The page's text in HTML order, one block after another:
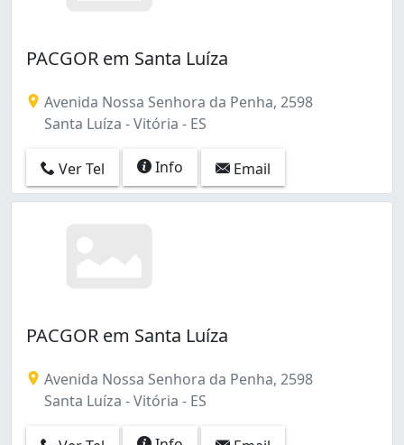
PACGOR em Santa Luíza
Avenida Nossa Senhora da Penha, 2598
Santa Luíza - Vitória - ES
Ver Tel Info Email
PACGOR em Santa Luíza
Avenida Nossa Senhora da Penha, 2598
Santa Luíza - Vitória - ES